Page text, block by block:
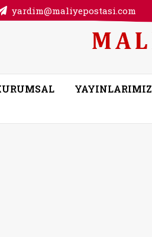
yardim@maliyepostasi.com
YAYINLARIMIZ